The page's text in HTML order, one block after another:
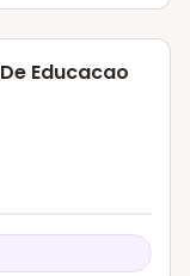
Educacao